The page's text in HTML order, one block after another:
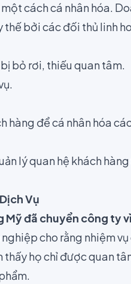
cách cá nhân hóa.
thế bởi các đối thủ linh
bỏ rơi, thiếu quan tâm.
hàng để cá nhân hóa
lý quan hệ khách
Vụ
đã chuyển công ty
cho rằng nhiệm
thấy họ chỉ được quan